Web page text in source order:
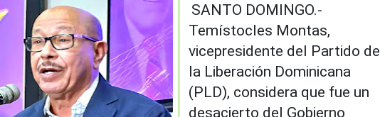
SANTO DOMINGO.-
Temístocles Montas,
vicepresidente del Partido de
la Liberación Dominicana
(PLD), considera que fue un
desacierto del Gobierno